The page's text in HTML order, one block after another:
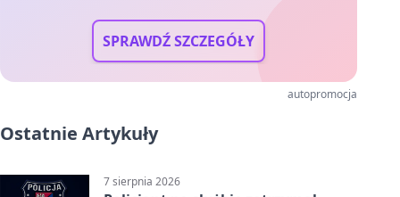
SPRAWDŹ SZCZEGÓŁY
autopromocja
Ostatnie Artykuły
7 sierpnia 2026